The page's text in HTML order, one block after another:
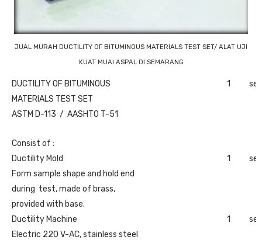
JUAL MURAH DUCTILITY OF BITUMINOUS MATERIALS TEST SET/ ALAT UJI
KUAT MUAI ASPAL DI SEMARANG
DUCTILITY OF BITUMINOUS 1
set
MATERIALS TEST SET
ASTM D-113 / AASHTO T-51
Consist of :
Ductility Mold
1
set
Form sample shape and hold end
during test, made of brass,
provided with base.
Ductility Machine
1
set
Electric 220 V-AC, stainless steel